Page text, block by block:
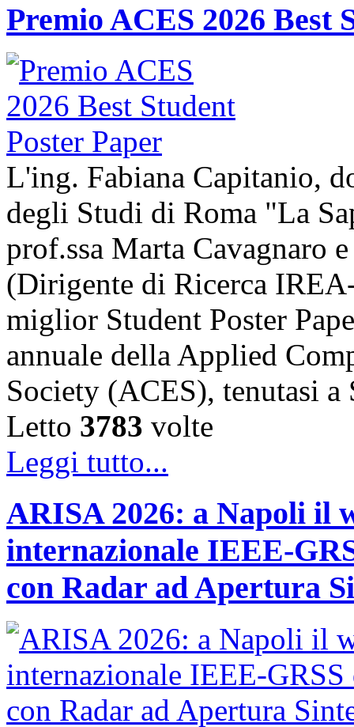
Premio ACES 2026 Best
L'ing. Fabiana Capitanio,
degli Studi di Roma "La
prof.ssa Marta Cavagnaro
(Dirigente di Ricerca
miglior Student Poster
annuale della Applied
Society (ACES), tenutasi
Letto 3783 volte
Leggi tutto...
ARISA 2026: a Napoli il
internazionale IEEE-
con Radar ad Apertura